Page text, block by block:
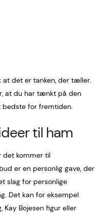
at det er tanken, der tæller.
at du har tænkt på den
bedste for fremtiden.
til ham
det kommer til
er en personlig gave, der
slag for personlige
Det kan for eksempel
Kay Bojesen figur eller